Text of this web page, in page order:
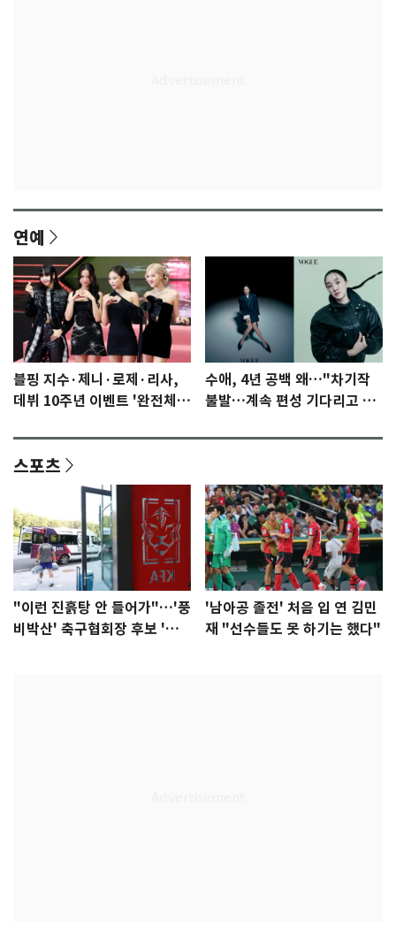
연예
블핑 지수·제니·로제·리사,
데뷔 10주년 이벤트 '완전체'
수애, 4년 공백 왜…"차기작
불발…계속 편성 기다리고 있
스포츠
"이런 진흙탕 안 들어가"…'풍
비박산' 축구협회장 후보 '실
'남아공 졸전' 처음 입 연 김민
재 "선수들도 못 하기는 했다"